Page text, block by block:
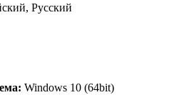
Русский
Windows 10 (64bit)